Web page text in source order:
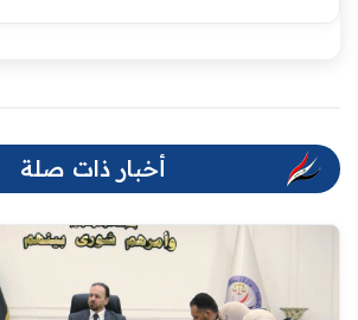
أخبار ذات صلة